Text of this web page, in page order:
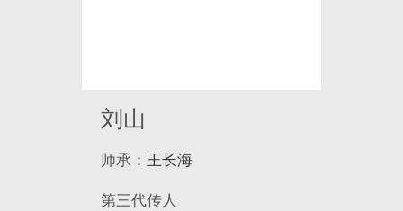
刘山
师承： 王长海
第三代传人